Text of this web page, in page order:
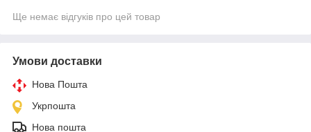
Ще немає відгуків про цей товар
Умови доставки
Нова Пошта
Укрпошта
Нова пошта